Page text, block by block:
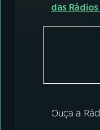
das Rádios
Ouça a